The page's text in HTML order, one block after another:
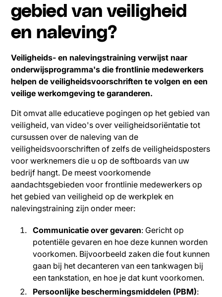
gebied van veiligheid
en naleving?
Veiligheids- en nalevingstraining verwijst naar
onderwijsprogramma's die frontlinie medewerkers
helpen de veiligheidsvoorschriften te volgen en een
veilige werkomgeving te garanderen.
Dit omvat alle educatieve pogingen op het gebied van
veiligheid, van video's over veiligheidsoriëntatie tot
cursussen over de naleving van de
veiligheidsvoorschriften of zelfs de veiligheidsposters
voor werknemers die u op de softboards van uw
bedrijf hangt. De meest voorkomende
aandachtsgebieden voor frontlinie medewerkers op
het gebied van veiligheid op de werkplek en
nalevingstraining zijn onder meer:
Communicatie over gevaren: Gericht op
potentiële gevaren en hoe deze kunnen worden
voorkomen. Bijvoorbeeld zaken die fout kunnen
gaan bij het decanteren van een tankwagen bij
een tankstation, en hoe je dat kunt voorkomen.
Persoonlijke beschermingsmiddelen (PBM):